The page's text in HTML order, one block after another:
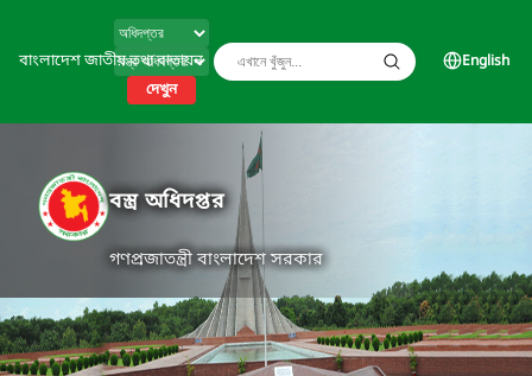
বাংলাদেশ জাতীয় তথ্য বাতায়ন
দেখুন
English
বস্ত্র অধিদপ্তর
গণপ্রজাতন্ত্রী বাংলাদেশ সরকার